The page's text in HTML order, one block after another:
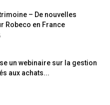
– De nouvelles
Robeco en France
un webinaire sur la gestion
aux achats...